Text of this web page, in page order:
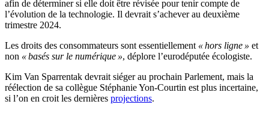
afin de déterminer si elle doit être révisée pour tenir compte de
l’évolution de la technologie. Il devrait s’achever au deuxième
trimestre 2024.
Les droits des consommateurs sont essentiellement « hors ligne » et
non « basés sur le numérique », déplore l’eurodéputée écologiste.
Kim Van Sparrentak devrait siéger au prochain Parlement, mais la
réélection de sa collègue Stéphanie Yon-Courtin est plus incertaine,
si l’on en croit les dernières projections.